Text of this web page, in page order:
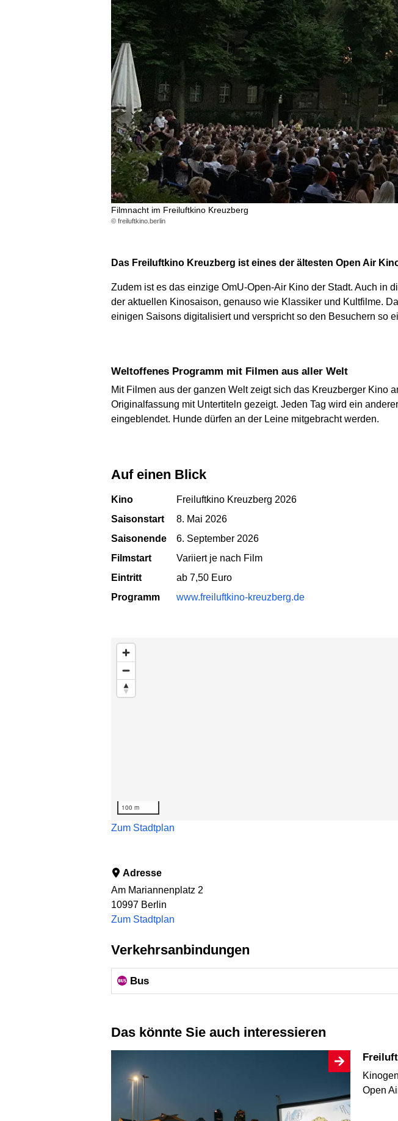
Filmnacht im Freiluftkino Kreuzberg
© freiluftkino.berlin
Das Freiluftkino Kreuzberg ist eines der ältesten Open Air
Zudem ist es das einzige OmU-Open-Air Kino der Stadt. Auch in
der aktuellen Kinosaison, genauso wie Klassiker und Kultfilme.
einigen Saisons digitalisiert und verspricht so den Besuchern so
Weltoffenes Programm mit Filmen aus aller Welt
Mit Filmen aus der ganzen Welt zeigt sich das Kreuzberger Kino
Originalfassung mit Untertiteln gezeigt. Jeden Tag wird ein
eingeblendet. Hunde dürfen an der Leine mitgebracht werden.
Auf einen Blick
Kino
Freiluftkino Kreuzberg 2026
Saisonstart
8. Mai 2026
Saisonende
6. September 2026
Filmstart
Variiert je nach Film
Eintritt
ab 7,50 Euro
Programm
www.freiluftkino-kreuzberg.de
Karte überspringen
100 m
Zum Stadtplan
Adresse
Am Mariannenplatz 2
10997 Berlin
Zum Stadtplan
Verkehrsanbindungen
Bus
Das könnte Sie auch interessieren
Open